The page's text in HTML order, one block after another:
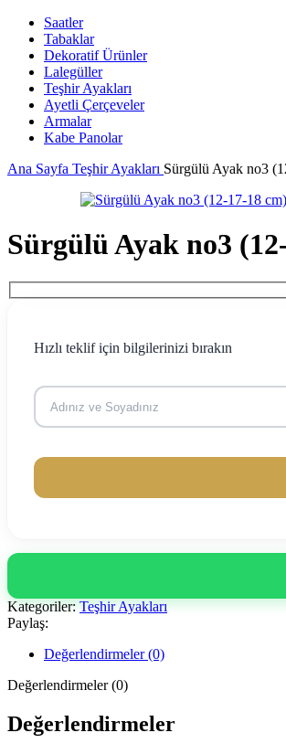
Saatler
Tabaklar
Dekoratif Ürünler
Lalegüller
Teşhir Ayakları
Ayetli Çerçeveler
Armalar
Kabe Panolar
Ana Sayfa Teşhir Ayakları Sürgülü Ayak no3
Sürgülü Ayak no3
Hızlı teklif için bilgilerinizi bırakın
Kategoriler: Teşhir Ayakları
Paylaş:
Değerlendirmeler (0)
Değerlendirmeler (0)
Değerlendirmeler